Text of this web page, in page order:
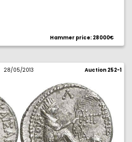
Hammer price: 28000€
28/05/2013 Auction 252-1